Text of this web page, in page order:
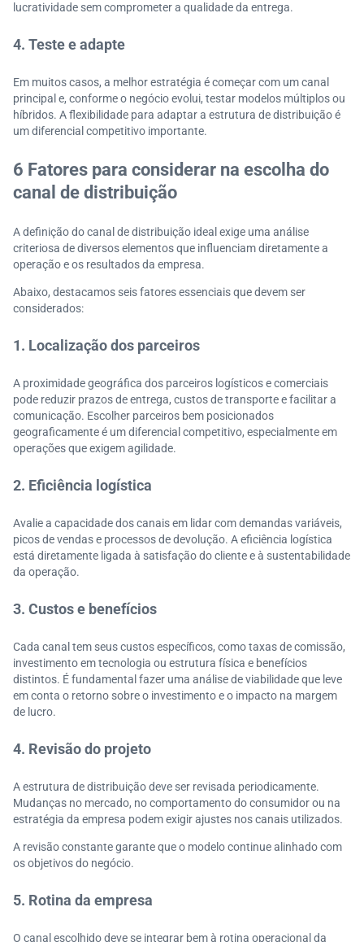
lucratividade sem comprometer a qualidade da entrega.
4. Teste e adapte
Em muitos casos, a melhor estratégia é começar com um canal
principal e, conforme o negócio evolui, testar modelos múltiplos ou
híbridos. A flexibilidade para adaptar a estrutura de distribuição é
um diferencial competitivo importante.
6 Fatores para considerar na escolha do
canal de distribuição
A definição do canal de distribuição ideal exige uma análise
criteriosa de diversos elementos que influenciam diretamente a
operação e os resultados da empresa.
Abaixo, destacamos seis fatores essenciais que devem ser
considerados:
1. Localização dos parceiros
A proximidade geográfica dos parceiros logísticos e comerciais
pode reduzir prazos de entrega, custos de transporte e facilitar a
comunicação. Escolher parceiros bem posicionados
geograficamente é um diferencial competitivo, especialmente em
operações que exigem agilidade.
2. Eficiência logística
Avalie a capacidade dos canais em lidar com demandas variáveis,
picos de vendas e processos de devolução. A eficiência logística
está diretamente ligada à satisfação do cliente e à sustentabilidade
da operação.
3. Custos e benefícios
Cada canal tem seus custos específicos, como taxas de comissão,
investimento em tecnologia ou estrutura física e benefícios
distintos. É fundamental fazer uma análise de viabilidade que leve
em conta o retorno sobre o investimento e o impacto na margem
de lucro.
4. Revisão do projeto
A estrutura de distribuição deve ser revisada periodicamente.
Mudanças no mercado, no comportamento do consumidor ou na
estratégia da empresa podem exigir ajustes nos canais utilizados.
A revisão constante garante que o modelo continue alinhado com
os objetivos do negócio.
5. Rotina da empresa
O canal escolhido deve se integrar bem à rotina operacional da